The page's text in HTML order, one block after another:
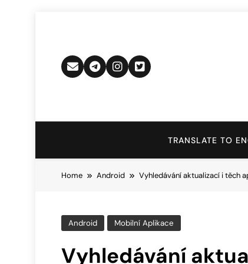
TRANSLATE TO
Home Android Vyhledávání aktualizací i těch
Android Mobilní Aplikace
Vyhledávání